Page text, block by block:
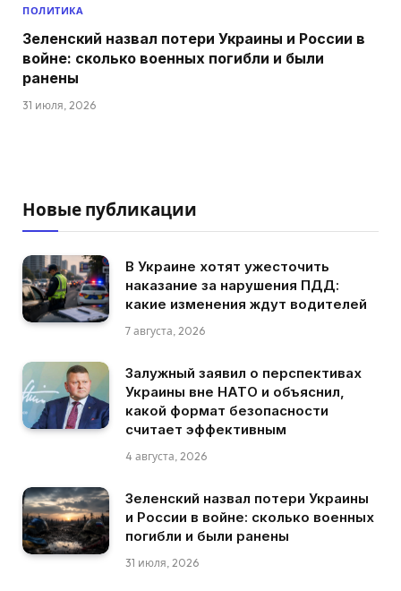
ПОЛИТИКА
Зеленский назвал потери Украины и России в
войне: сколько военных погибли и были
ранены
31 июля, 2026
Новые публикации
В Украине хотят ужесточить
наказание за нарушения ПДД:
какие изменения ждут водителей
7 августа, 2026
Залужный заявил о перспективах
Украины вне НАТО и объяснил,
какой формат безопасности
считает эффективным
4 августа, 2026
Зеленский назвал потери Украины
и России в войне: сколько военных
погибли и были ранены
31 июля, 2026